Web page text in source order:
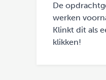
De
werken
Klinkt dit als
klikken!